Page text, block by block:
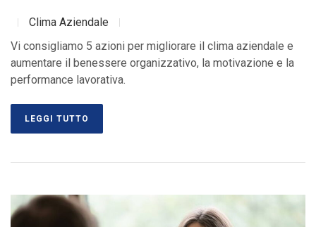
Clima Aziendale
Vi consigliamo 5 azioni per migliorare il clima aziendale e
aumentare il benessere organizzativo, la motivazione e la
performance lavorativa.
LEGGI TUTTO